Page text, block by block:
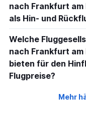
nach Frankfurt am
als Hin- und
Welche
nach Frankfurt am
bieten für den
Flugpreise?
Mehr